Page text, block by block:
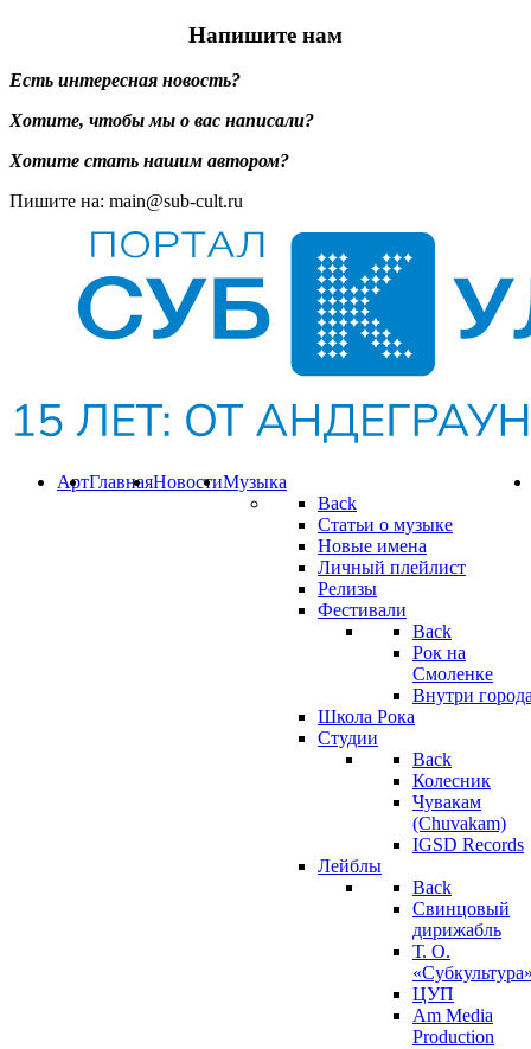
Напишите нам
Есть интересная новость?
Хотите, чтобы мы о вас написали?
Хотите стать нашим автором?
Пишите на: main@sub-cult.ru
Музыка
Back
Статьи о музыке
Новые имена
Личный плейлист
Релизы
Фестивали
Back
Рок на
Смоленке
Внутри
Школа Рока
Студии
Back
Колесник
Чувакам
(Chuvakam)
IGSD Records
Лейблы
Back
Свинцовый
дирижабль
Т. О.
ЦУП
Am Media
Production
Новости
Главная
Арт